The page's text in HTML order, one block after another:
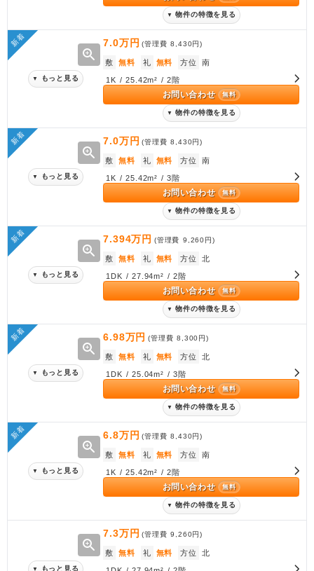
▼ 物件の特徴を見る
新着
zoom_in
▼ もっと見る
7.0万円 (管理費8,430円)
敷 無料 礼 無料 方位 南
1K / 25.42m² / 2階
お問い合わせ 無料
▼ 物件の特徴を見る
新着
zoom_in
▼ もっと見る
7.0万円 (管理費8,430円)
敷 無料 礼 無料 方位 南
1K / 25.42m² / 3階
お問い合わせ 無料
▼ 物件の特徴を見る
新着
zoom_in
▼ もっと見る
7.394万円 (管理費 9,260円)
敷 無料 礼 無料 方位 北
1DK / 27.94m² / 2階
お問い合わせ 無料
▼ 物件の特徴を見る
新着
zoom_in
▼ もっと見る
6.98万円 (管理費8,300円)
敷 無料 礼 無料 方位 北
1DK / 25.04m² / 3階
お問い合わせ 無料
▼ 物件の特徴を見る
新着
zoom_in
▼ もっと見る
6.8万円 (管理費8,430円)
敷 無料 礼 無料 方位 南
1K / 25.42m² / 2階
お問い合わせ 無料
▼ 物件の特徴を見る
zoom_in
▼ もっと見る
7.3万円 (管理費9,260円)
敷 無料 礼 無料 方位 北